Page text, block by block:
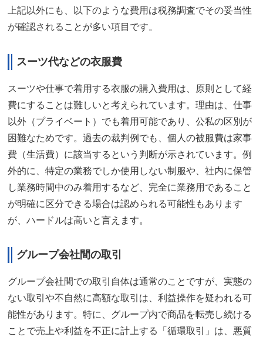
上記以外にも、以下のような費用は税務調査でその妥当性
が確認されることが多い項目です。
スーツ代などの衣服費
スーツや仕事で着用する衣服の購入費用は、原則として経
費にすることは難しいと考えられています。理由は、仕事
以外（プライベート）でも着用可能であり、公私の区別が
困難なためです。過去の裁判例でも、個人の被服費は家事
費（生活費）に該当するという判断が示されています。例
外的に、特定の業務でしか使用しない制服や、社内に保管
し業務時間中のみ着用するなど、完全に業務用であること
が明確に区分できる場合は認められる可能性もあります
が、ハードルは高いと言えます。
グループ会社間の取引
グループ会社間での取引自体は通常のことですが、実態の
ない取引や不自然に高額な取引は、利益操作を疑われる可
能性があります。特に、グループ内で商品を転売し続ける
ことで売上や利益を不正に計上する「循環取引」は、悪質